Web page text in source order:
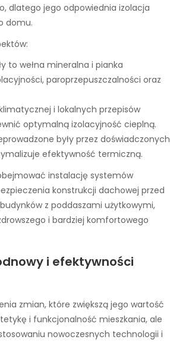
dlatego jego odpowiednia izolacja
domu.
to wełna mineralna i pianka
paroprzepuszczalności oraz
i lokalnych przepisów
optymalną izolacyjność cieplną.
były przez doświadczonych
efektywność termiczną.
instalację systemów
konstrukcji dachowej przed
z poddaszami użytkowymi,
i bardziej komfortowego
i efektywności
zmian, które zwiększą jego wartość
i funkcjonalność mieszkania, ale
nowoczesnych technologii i